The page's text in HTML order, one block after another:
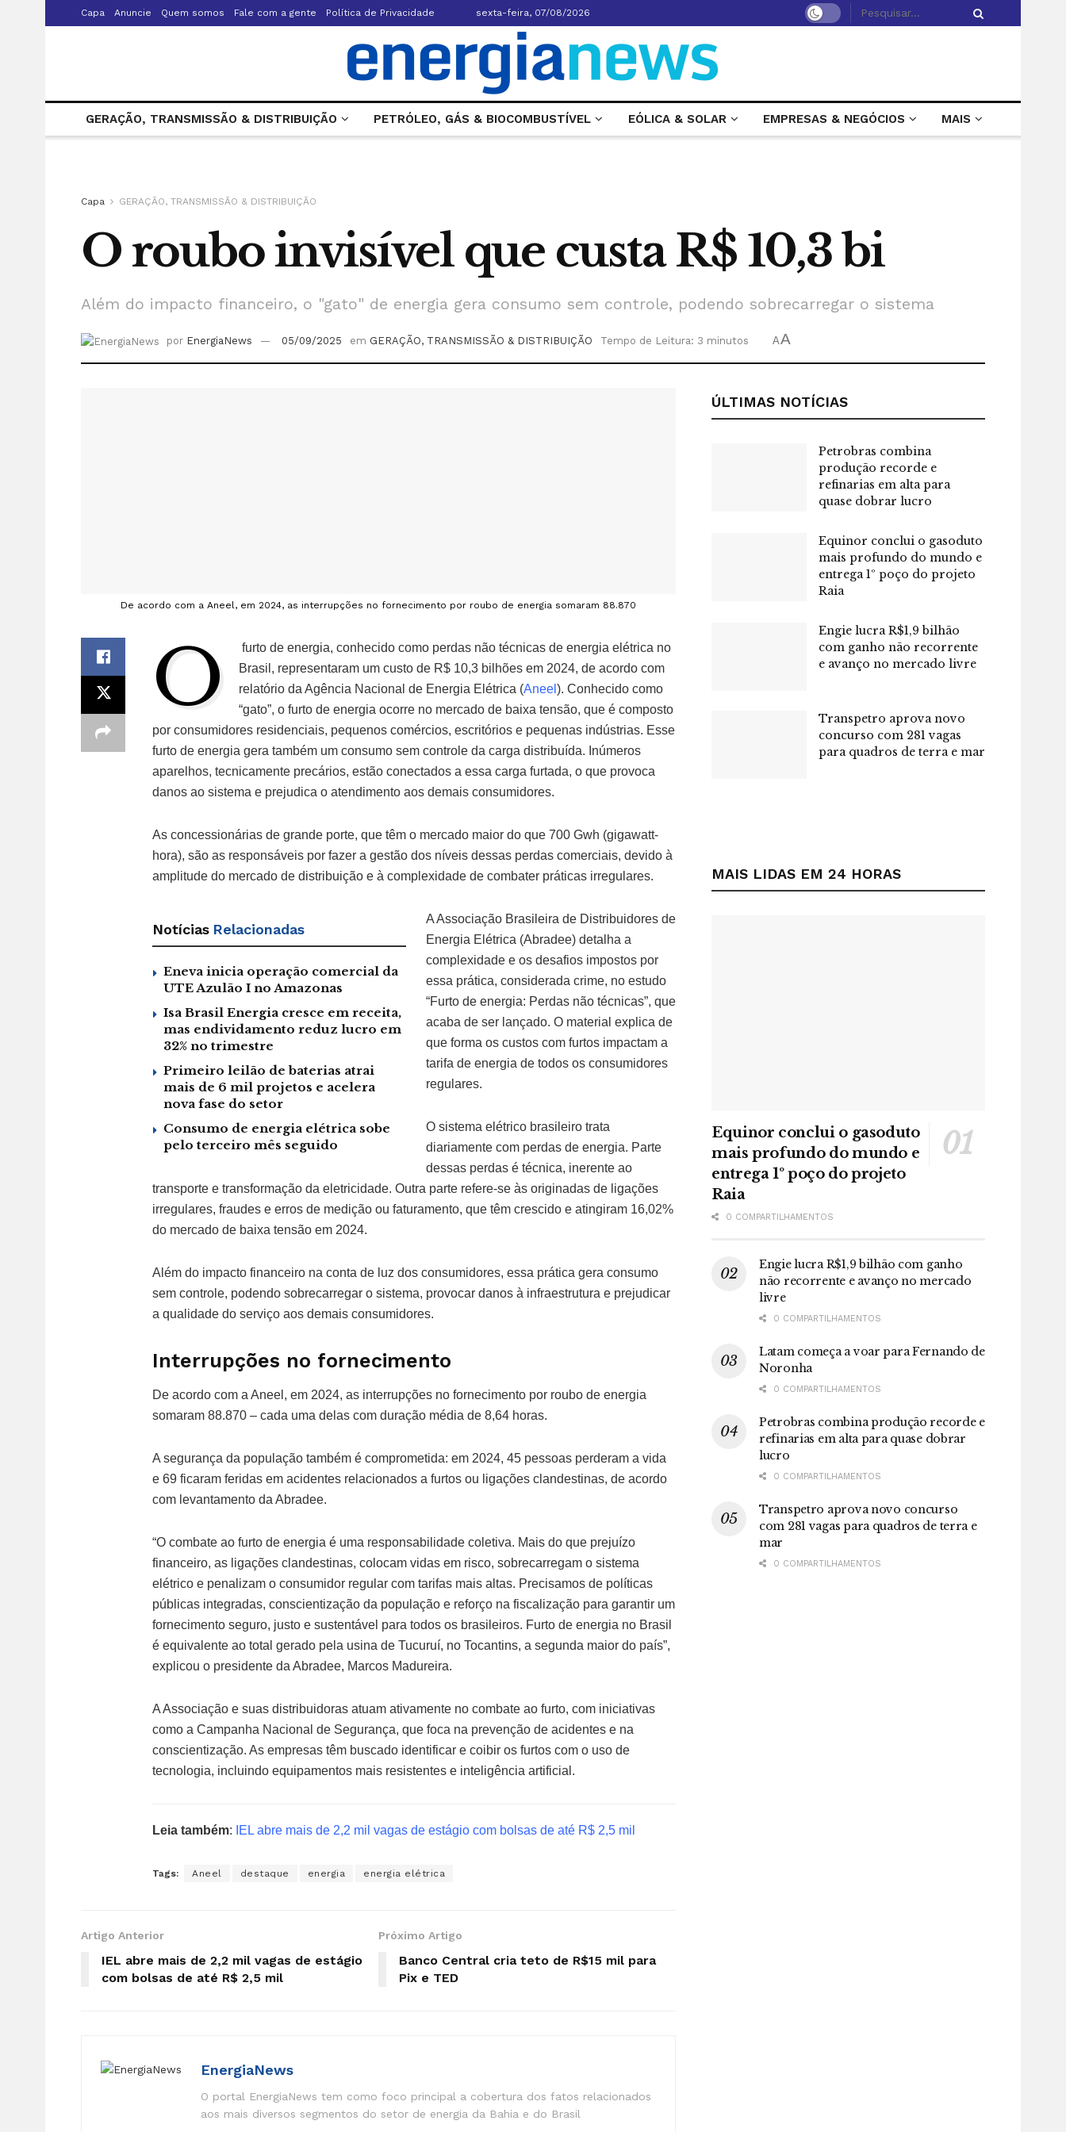
Capa Anuncie Quem somos Fale com a gente Política de Privacidade sexta-feira, 07/08/2026
GERAÇÃO, TRANSMISSÃO & DISTRIBUIÇÃO PETRÓLEO, GÁS & BIOCOMBUSTÍVEL EÓLICA & SOLAR EMPRESAS & NEGÓCIOS MAIS
Capa GERAÇÃO, TRANSMISSÃO & DISTRIBUIÇÃO
O roubo invisível que custa R$ 10,3 bi
Além do impacto financeiro, o "gato" de energia gera consumo sem controle, podendo sobrecarregar o sistema
por EnergiaNews 05/09/2025 em GERAÇÃO, TRANSMISSÃO & DISTRIBUIÇÃO Tempo de Leitura: 3 minutos AA
De acordo com a Aneel, em 2024, as interrupções no fornecimento por roubo de energia somaram 88.870
O
furto de energia, conhecido como perdas não técnicas de energia elétrica no
Brasil, representaram um custo de R$ 10,3 bilhões em 2024, de acordo com
relatório da Agência Nacional de Energia Elétrica (Aneel). Conhecido como
“gato”, o furto de energia ocorre no mercado de baixa tensão, que é composto
por consumidores residenciais, pequenos comércios, escritórios e pequenas indústrias. Esse
furto de energia gera também um consumo sem controle da carga distribuída. Inúmeros
aparelhos, tecnicamente precários, estão conectados a essa carga furtada, o que provoca
danos ao sistema e prejudica o atendimento aos demais consumidores.
As concessionárias de grande porte, que têm o mercado maior do que 700 Gwh (gigawatt-
hora), são as responsáveis por fazer a gestão dos níveis dessas perdas comerciais, devido à
amplitude do mercado de distribuição e à complexidade de combater práticas irregulares.
Notícias Relacionadas
Eneva inicia operação comercial da
UTE Azulão I no Amazonas
Isa Brasil Energia cresce em receita,
mas endividamento reduz lucro em
32% no trimestre
Primeiro leilão de baterias atrai
mais de 6 mil projetos e acelera
nova fase do setor
Consumo de energia elétrica sobe
pelo terceiro mês seguido
A Associação Brasileira de Distribuidores de
Energia Elétrica (Abradee) detalha a
complexidade e os desafios impostos por
essa prática, considerada crime, no estudo
“Furto de energia: Perdas não técnicas”, que
acaba de ser lançado. O material explica de
que forma os custos com furtos impactam a
tarifa de energia de todos os consumidores
regulares.
O sistema elétrico brasileiro trata
diariamente com perdas de energia. Parte
dessas perdas é técnica, inerente ao
transporte e transformação da eletricidade. Outra parte refere-se às originadas de ligações
irregulares, fraudes e erros de medição ou faturamento, que têm crescido e atingiram 16,02%
do mercado de baixa tensão em 2024.
Além do impacto financeiro na conta de luz dos consumidores, essa prática gera consumo
sem controle, podendo sobrecarregar o sistema, provocar danos à infraestrutura e prejudicar
a qualidade do serviço aos demais consumidores.
Interrupções no fornecimento
De acordo com a Aneel, em 2024, as interrupções no fornecimento por roubo de energia
somaram 88.870 – cada uma delas com duração média de 8,64 horas.
A segurança da população também é comprometida: em 2024, 45 pessoas perderam a vida
e 69 ficaram feridas em acidentes relacionados a furtos ou ligações clandestinas, de acordo
com levantamento da Abradee.
“O combate ao furto de energia é uma responsabilidade coletiva. Mais do que prejuízo
financeiro, as ligações clandestinas, colocam vidas em risco, sobrecarregam o sistema
elétrico e penalizam o consumidor regular com tarifas mais altas. Precisamos de políticas
públicas integradas, conscientização da população e reforço na fiscalização para garantir um
fornecimento seguro, justo e sustentável para todos os brasileiros. Furto de energia no Brasil
é equivalente ao total gerado pela usina de Tucuruí, no Tocantins, a segunda maior do país”,
explicou o presidente da Abradee, Marcos Madureira.
A Associação e suas distribuidoras atuam ativamente no combate ao furto, com iniciativas
como a Campanha Nacional de Segurança, que foca na prevenção de acidentes e na
conscientização. As empresas têm buscado identificar e coibir os furtos com o uso de
tecnologia, incluindo equipamentos mais resistentes e inteligência artificial.
Leia também: IEL abre mais de 2,2 mil vagas de estágio com bolsas de até R$ 2,5 mil
Tags: Aneel destaque energia energia elétrica
Artigo Anterior
IEL abre mais de 2,2 mil vagas de estágio
com bolsas de até R$ 2,5 mil
Próximo Artigo
Banco Central cria teto de R$15 mil para
Pix e TED
EnergiaNews
O portal EnergiaNews tem como foco principal a cobertura dos fatos relacionados
aos mais diversos segmentos do setor de energia da Bahia e do Brasil
ÚLTIMAS NOTÍCIAS
Petrobras combina
produção recorde e
refinarias em alta para
quase dobrar lucro
Equinor conclui o gasoduto
mais profundo do mundo e
entrega 1º poço do projeto
Raia
Engie lucra R$1,9 bilhão
com ganho não recorrente
e avanço no mercado livre
Transpetro aprova novo
concurso com 281 vagas
para quadros de terra e mar
MAIS LIDAS EM 24 HORAS
Equinor conclui o gasoduto
mais profundo do mundo e
entrega 1º poço do projeto
Raia
0 COMPARTILHAMENTOS
Engie lucra R$1,9 bilhão com ganho
não recorrente e avanço no mercado
livre
0 COMPARTILHAMENTOS
Latam começa a voar para Fernando de
Noronha
0 COMPARTILHAMENTOS
Petrobras combina produção recorde e
refinarias em alta para quase dobrar
lucro
0 COMPARTILHAMENTOS
Transpetro aprova novo concurso
com 281 vagas para quadros de terra e
mar
0 COMPARTILHAMENTOS